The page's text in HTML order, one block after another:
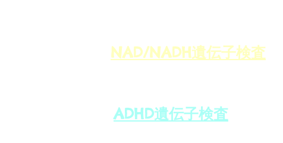
NAD/NADH遺伝子検査
ADHD遺伝子検査